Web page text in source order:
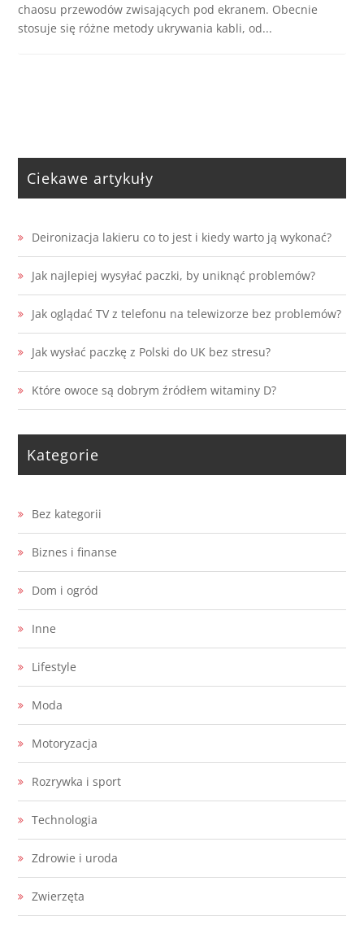
chaosu przewodów zwisających pod ekranem. Obecnie
stosuje się różne metody ukrywania kabli, od...
Ciekawe artykuły
Deironizacja lakieru co to jest i kiedy warto ją wykonać?
Jak najlepiej wysyłać paczki, by uniknąć problemów?
Jak oglądać TV z telefonu na telewizorze bez problemów?
Jak wysłać paczkę z Polski do UK bez stresu?
Które owoce są dobrym źródłem witaminy D?
Kategorie
Bez kategorii
Biznes i finanse
Dom i ogród
Inne
Lifestyle
Moda
Motoryzacja
Rozrywka i sport
Technologia
Zdrowie i uroda
Zwierzęta